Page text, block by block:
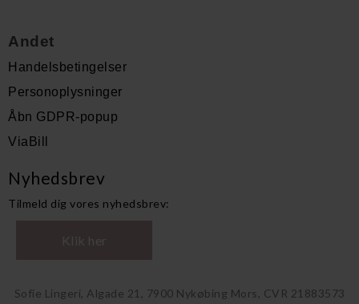
Andet
Handelsbetingelser
Personoplysninger
Åbn GDPR-popup
ViaBill
Nyhedsbrev
Tilmeld dig vores nyhedsbrev:
Klik her
Sofie Lingeri, Algade 21, 7900 Nykøbing Mors, CVR 21883573